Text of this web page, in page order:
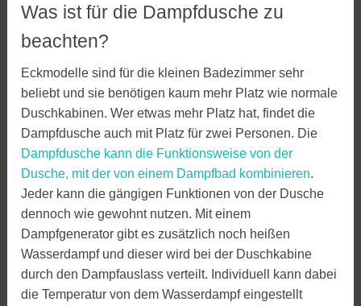
Was ist für die Dampfdusche zu
beachten?
Eckmodelle sind für die kleinen Badezimmer sehr
beliebt und sie benötigen kaum mehr Platz wie normale
Duschkabinen. Wer etwas mehr Platz hat, findet die
Dampfdusche auch mit Platz für zwei Personen. Die
Dampfdusche kann die Funktionsweise von der
Dusche, mit der von einem Dampfbad kombinieren.
Jeder kann die gängigen Funktionen von der Dusche
dennoch wie gewohnt nutzen. Mit einem
Dampfgenerator gibt es zusätzlich noch heißen
Wasserdampf und dieser wird bei der Duschkabine
durch den Dampfauslass verteilt. Individuell kann dabei
die Temperatur von dem Wasserdampf eingestellt